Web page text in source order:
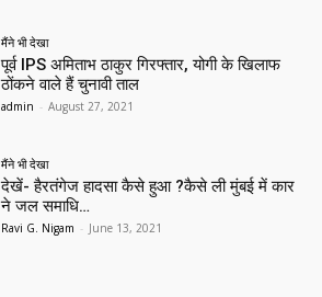
मैंने भी देखा
पूर्व IPS अमिताभ ठाकुर गिरफ्तार, योगी के खिलाफ
ठोंकने वाले हैं चुनावी ताल
admin - August 27, 2021
मैंने भी देखा
देखें- हैरतंगेज हादसा कैसे हुआ ?कैसे ली मुंबई में कार
ने जल समाधि…
Ravi G. Nigam - June 13, 2021